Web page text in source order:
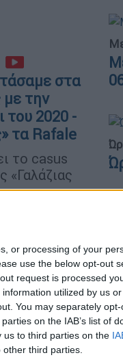
or processing of your
use the below opt-out
request is processed
utilized by us
You may separately
on the IAB’s list of
us to third parties on the
third parties.
στα
με την
του 2020 -
τα Rafale
το casus
«Γαλάζιας
η
Ερντογάν
συμβούλιο
του